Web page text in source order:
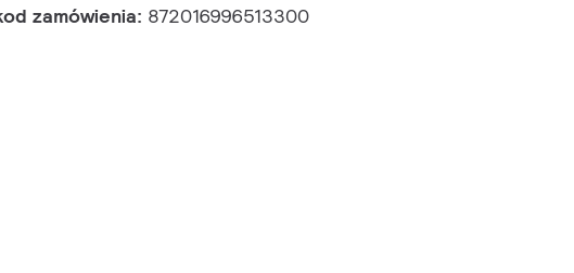
zamówienia: 872016996513300